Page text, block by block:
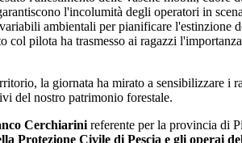
l'incolumità degli operatori in
ambientali per pianificare l'estinzione
pilota ha trasmesso ai ragazzi
la giornata ha mirato a sensibilizzare i
del nostro patrimonio forestale.
Cerchiarini referente per la provincia di
Protezione Civile di Pescia e gli operai